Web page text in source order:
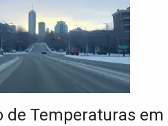
de Temperaturas